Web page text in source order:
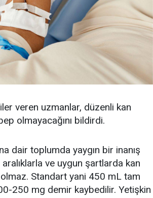
veren uzmanlar, düzenli kan
olmayacağını bildirdi.
dair toplumda yaygın bir inanış
ve uygun şartlarda kan
olmaz. Standart yani 450 mL tam
250 mg demir kaybedilir. Yetişkin